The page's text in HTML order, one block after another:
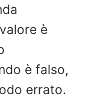
è
è falso,
errato.